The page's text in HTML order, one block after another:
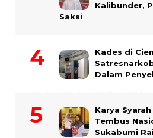
Kalibunder,
Saksi
Kades di
Dalam
Karya
Tembus
Sukabumi